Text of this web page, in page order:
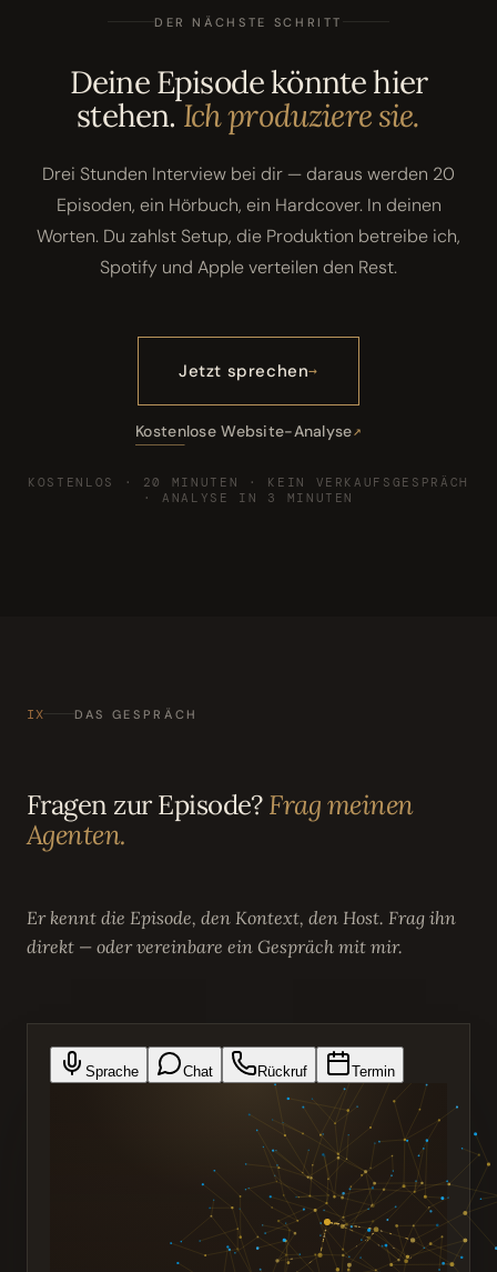
DER NÄCHSTE SCHRITT
Deine Episode könnte hier
stehen.Ich produziere sie.
Drei Stunden Interview bei dir — daraus werden 20
Episoden, ein Hörbuch, ein Hardcover. In deinen
Worten. Du zahlst Setup, die Produktion betreibe ich,
Spotify und Apple verteilen den Rest.
Jetzt sprechen
Kostenlose Website-Analyse
KOSTENLOS · 20 MINUTEN · KEIN VERKAUFSGESPRÄCH
· ANALYSE IN 3 MINUTEN
IX DAS GESPRÄCH
Fragen zur Episode?Frag meinen
Agenten.
Er kennt die Episode, den Kontext, den Host. Frag ihn
direkt — oder vereinbare ein Gespräch mit mir.
Sprache Chat Rückruf Termin